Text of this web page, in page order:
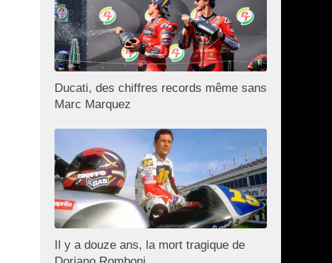
Ducati, des chiffres records même sans
Marc Marquez
Il y a douze ans, la mort tragique de